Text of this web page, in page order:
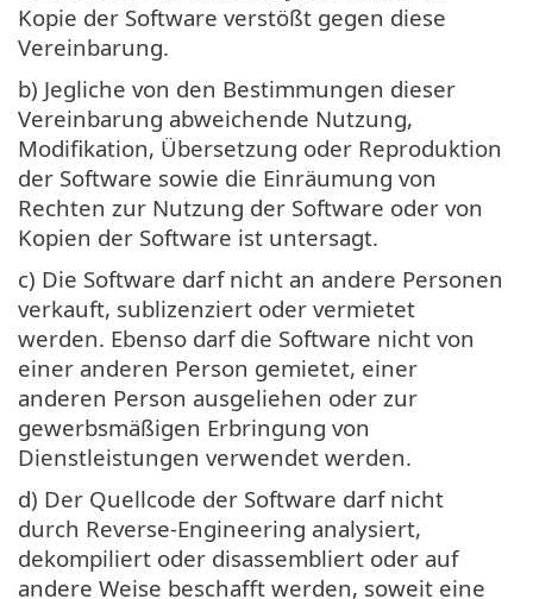
Kopie der Software verstößt gegen diese
Vereinbarung.
b) Jegliche von den Bestimmungen dieser
Vereinbarung abweichende Nutzung,
Modifikation, Übersetzung oder Reproduktion
der Software sowie die Einräumung von
Rechten zur Nutzung der Software oder von
Kopien der Software ist untersagt.
c) Die Software darf nicht an andere Personen
verkauft, sublizenziert oder vermietet
werden. Ebenso darf die Software nicht von
einer anderen Person gemietet, einer
anderen Person ausgeliehen oder zur
gewerbsmäßigen Erbringung von
Dienstleistungen verwendet werden.
d) Der Quellcode der Software darf nicht
durch Reverse-Engineering analysiert,
dekompiliert oder disassembliert oder auf
andere Weise beschafft werden, soweit eine